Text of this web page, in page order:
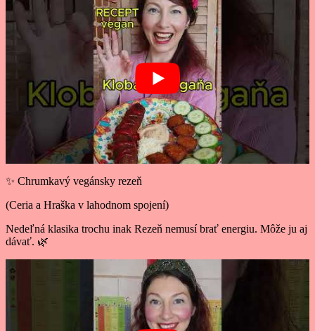
✨ Chrumkavý vegánsky rezeň
(Ceria a Hraška v lahodnom spojení)
Nedeľná klasika trochu inak Rezeň nemusí brať energiu. Môže ju aj
dávať. 🌿